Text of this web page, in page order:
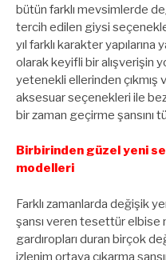
bütün farklı mevsimlerde
tercih edilen giysi
yıl farklı karakter
olarak keyifli bir alışverişin
yetenekli ellerinden çıkmış
aksesuar seçenekleri ile
bir zaman geçirme şansını
Birbirinden güzel yeni
modelleri
Farklı zamanlarda değişik
şansı veren tesettür elbise
gardıropları duran birçok
izlenim ortaya çıkarma